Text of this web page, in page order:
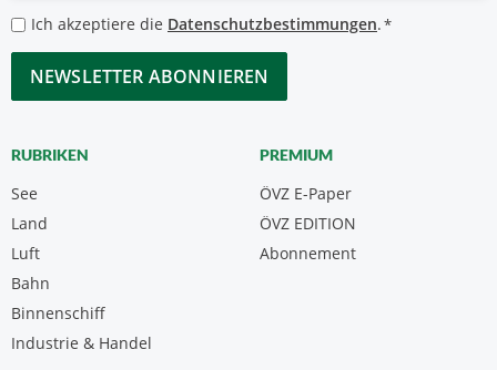
*
Datenschutzbestimmungen
*
Ich akzeptiere die Datenschutzbestimmungen.*
CAPTCHA
RUBRIKEN
See
Land
Luft
Bahn
Binnenschiff
Industrie & Handel
PREMIUM
ÖVZ E-Paper
Abonnement
ÖVZ EDITION